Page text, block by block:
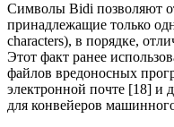
Символы Bidi позволяют
принадлежащие только
characters), в порядке,
Этот факт ранее
файлов вредоносных
электронной почте [18] и
для конвейеров